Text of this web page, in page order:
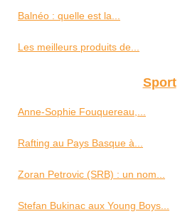
Balnéo : quelle est la...
Les meilleurs produits de...
Sport
Anne-Sophie Fouquereau,...
Rafting au Pays Basque à...
Zoran Petrovic (SRB) : un nom...
Stefan Bukinac aux Young Boys...